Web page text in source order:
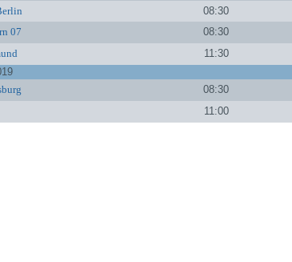
08:30
07
08:30
11:30
08:30
11:00